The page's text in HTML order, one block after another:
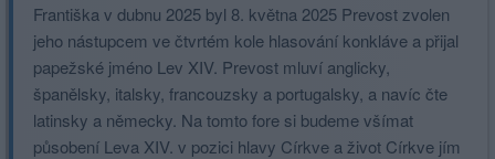
Františka v dubnu 2025 byl 8. května 2025 Prevost zvolen
jeho nástupcem ve čtvrtém kole hlasování konkláve a přijal
papežské jméno Lev XIV. Prevost mluví anglicky,
španělsky, italsky, francouzsky a portugalsky, a navíc čte
latinsky a německy. Na tomto fore si budeme všímat
působení Leva XIV. v pozici hlavy Církve a život Církve jím